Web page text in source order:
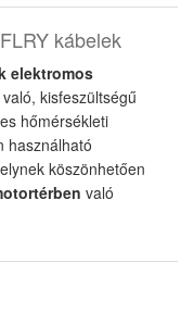
kábelek
elektromos
való, kisfeszültségű
hőmérsékleti
használható
köszönhetően
való